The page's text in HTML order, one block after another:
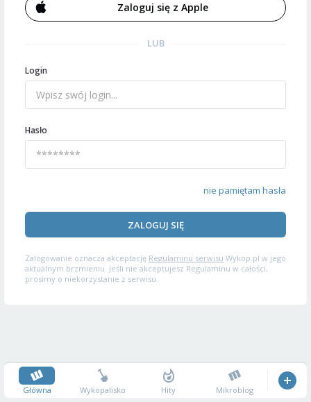
Zaloguj się z Apple
LUB
Login
Hasło
nie pamiętam hasła
ZALOGUJ SIĘ
Zalogowanie oznacza akceptację Regulaminu serwisu Wykop.pl w jego
aktualnym brzmieniu. Jeśli nie akceptujesz Regulaminu w całości,
prosimy o niekorzystanie z serwisu.
Główna Wykopalisko Hity Mikroblog